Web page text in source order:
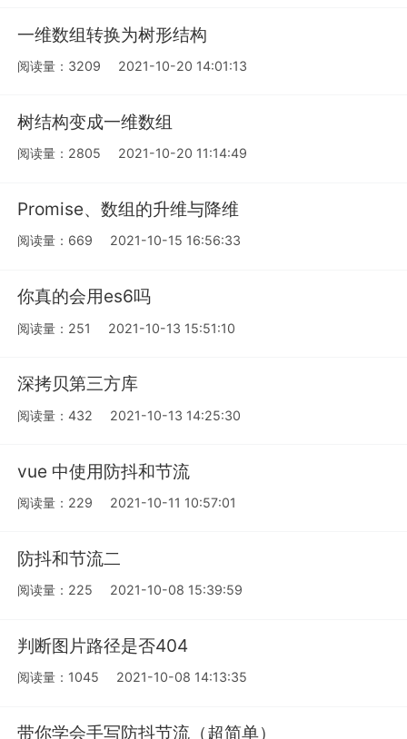
一维数组转换为树形结构
阅读量：3209 2021-10-20 14:01:13
树结构变成一维数组
阅读量：2805 2021-10-20 11:14:49
Promise、数组的升维与降维
阅读量：669 2021-10-15 16:56:33
你真的会用es6吗
阅读量：251 2021-10-13 15:51:10
深拷贝第三方库
阅读量：432 2021-10-13 14:25:30
vue 中使用防抖和节流
阅读量：229 2021-10-11 10:57:01
防抖和节流二
阅读量：225 2021-10-08 15:39:59
判断图片路径是否404
阅读量：1045 2021-10-08 14:13:35
带你学会手写防抖节流（超简单）